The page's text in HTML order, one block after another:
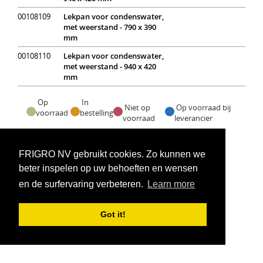
FRIGRO NV gebruikt cookies. Zo kunnen we
beter inspelen op uw behoeften en wensen
en de surfervaring verbeteren.
Learn more
Got it!
00108109
Lekpan voor condenswater,
met weerstand - 790 x 390
mm
00108110
Lekpan voor condenswater,
met weerstand - 940 x 420
mm
Op
voorraad
In
bestelling
Niet op
voorraad
Op voorraad bij
leverancier